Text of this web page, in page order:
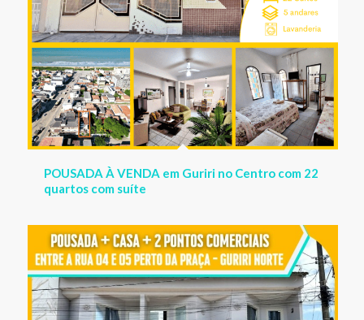
Pousada com 6 suítes + Casa com 5 quartos + 2
pontos comerciais em Guriri Norte